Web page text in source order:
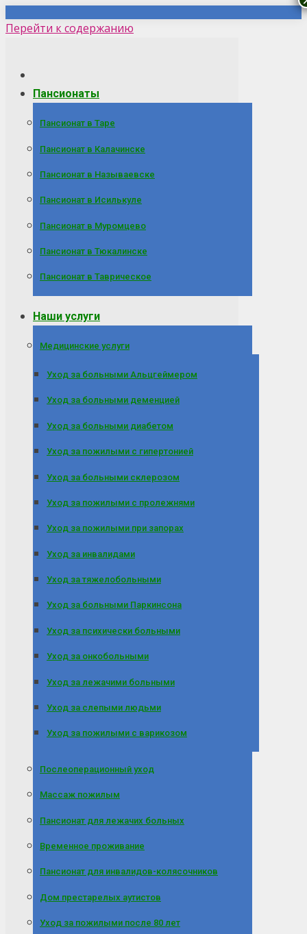
Перейти к содержанию
Пансионаты
Пансионат в Таре
Пансионат в Калачинске
Пансионат в Называевске
Пансионат в Исилькуле
Пансионат в Муромцево
Пансионат в Тюкалинске
Пансионат в Таврическое
Наши услуги
Медицинские услуги
Уход за больными Альцгеймером
Уход за больными деменцией
Уход за больными диабетом
Уход за пожилыми с гипертонией
Уход за больными склерозом
Уход за пожилыми с пролежнями
Уход за пожилыми при запорах
Уход за инвалидами
Уход за тяжелобольными
Уход за больными Паркинсона
Уход за психически больными
Уход за онкобольными
Уход за лежачими больными
Уход за слепыми людьми
Уход за пожилыми с варикозом
Послеоперационный уход
Массаж пожилым
Пансионат для лежачих больных
Временное проживание
Пансионат для инвалидов-колясочников
Дом престарелых аутистов
Уход за пожилыми после 80 лет